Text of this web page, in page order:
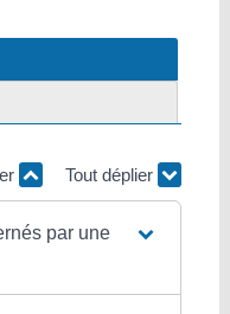
Tout déplier
par une